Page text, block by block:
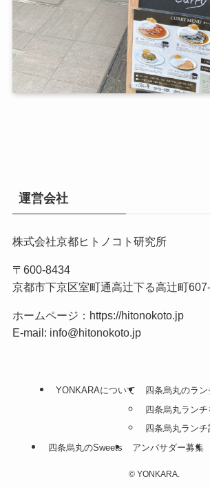
運営会社
株式会社京都ヒトノコト研究所
〒600-8434
京都市下京区室町通高辻下る高辻町
ホームページ： https://hitonokoto.jp
E-mail: info@hitonokoto.jp
YONKARAについて
四条烏丸のラン
四条烏丸ラン
四条烏丸ラン
四条烏丸のSweets
アンバサダー募集
© YONKARA.